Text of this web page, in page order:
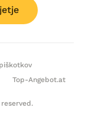
Top-Angebot.at